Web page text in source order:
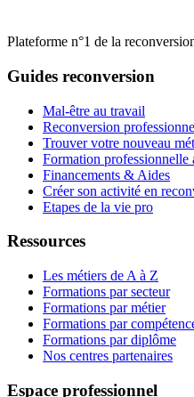
Plateforme n°1 de la
Guides reconversion
Mal-être au travail
Reconversion
Trouver votre nouveau
Formation professionnelle
Financements & Aides
Créer son activité en
Etapes de la vie pro
Ressources
Les métiers de A à Z
Formations par secteur
Formations par métier
Formations par
Formations par diplôme
Nos centres partenaires
Espace professionnel